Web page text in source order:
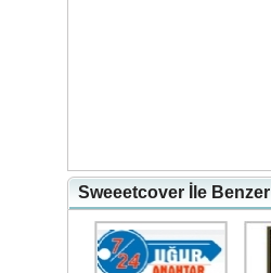
Sweeetcover İle